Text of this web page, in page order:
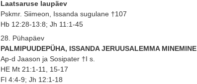
Laatsaruse laupäev
Pskmr. Siimeon, Issanda sugulane †107
Hb 12:28-13:8; Jh 11:1-45
28. Pühapäev
PALMIPUUDEPÜHA, ISSANDA JERUUSALEMMA MINEMINE
Ap-d Jaason ja Sosipater †I s.
HE Mt 21:1-11, 15-17
Fl 4:4-9; Jh 12:1-18